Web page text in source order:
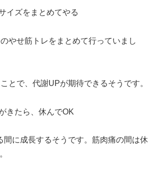
イズをまとめてやる
やせ筋トレをまとめて行っていまし
とで、代謝UPが期待できるそうです。
きたら、休んでOK
間に成長するそうです。筋肉痛の間は休